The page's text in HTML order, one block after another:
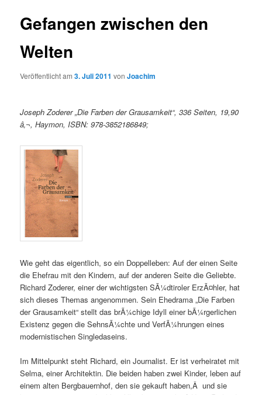
Gefangen zwischen den
Welten
Veröffentlicht am3. Juli 2011 vonJoachim
Joseph Zoderer „Die Farben der Grausamkeit“, 336 Seiten, 19,90
â‚¬, Haymon, ISBN: 978-3852186849;
Wie geht das eigentlich, so ein Doppelleben: Auf der einen Seite
die Ehefrau mit den Kindern, auf der anderen Seite die Geliebte.
Richard Zoderer, einer der wichtigsten SÃ¼dtiroler ErzÃ¤hler, hat
sich dieses Themas angenommen. Sein Ehedrama „Die Farben
der Grausamkeit“ stellt das brÃ¼chige Idyll einer bÃ¼rgerlichen
Existenz gegen die SehnsÃ¼chte und VerfÃ¼hrungen eines
modernistischen Singledaseins.
Im Mittelpunkt steht Richard, ein Journalist. Er ist verheiratet mit
Selma, einer Architektin. Die beiden haben zwei Kinder, leben auf
einem alten Bergbauernhof, den sie gekauft haben,Â und sie